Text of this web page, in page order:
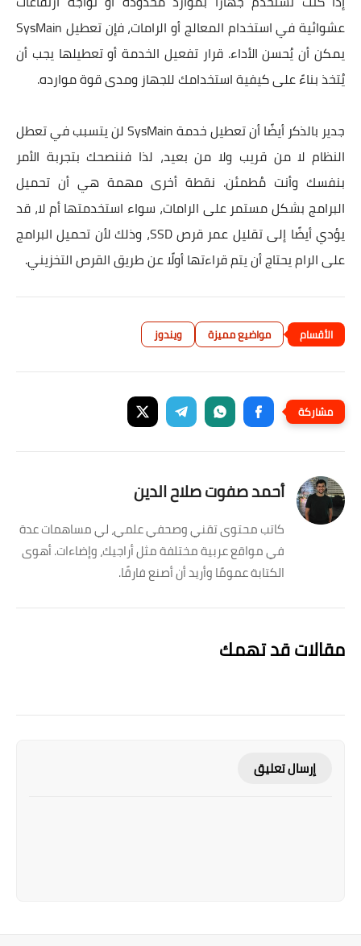
عشوائية في استخدام المعالج أو الرامات، فإن تعطيل SysMain
يمكن أن يُحسن الأداء. قرار تفعيل الخدمة أو تعطيلها يجب أن
يُتخذ بناءً على كيفية استخدامك للجهاز ومدى قوة موارده.
جدير بالذكر أيضًا أن تعطيل خدمة SysMain لن يتسبب في تعطل
النظام لا من قريب ولا من بعيد، لذا فننصحك بتجربة الأمر
بنفسك وأنت مُطمئن. نقطة أخرى مهمة هي أن تحميل
البرامج بشكل مستمر على الرامات، سواء استخدمتها أم لا، قد
يؤدي أيضًا إلى تقليل عمر قرص SSD، وذلك لأن تحميل البرامج
على الرام يحتاج أن يتم قراءتها أولًا عن طريق القرص التخزيني.
مواضيع مميزة ويندوز
أحمد صفوت صلاح الدين
كاتب محتوى تقني وصحفي علمي، لي مساهمات عدة
في مواقع عربية مختلفة مثل أراجيك، وإضاءات. أهوى
الكتابة عمومًا وأريد أن أصنع فارقًا.
مقالات قد تهمك
إرسال تعليق